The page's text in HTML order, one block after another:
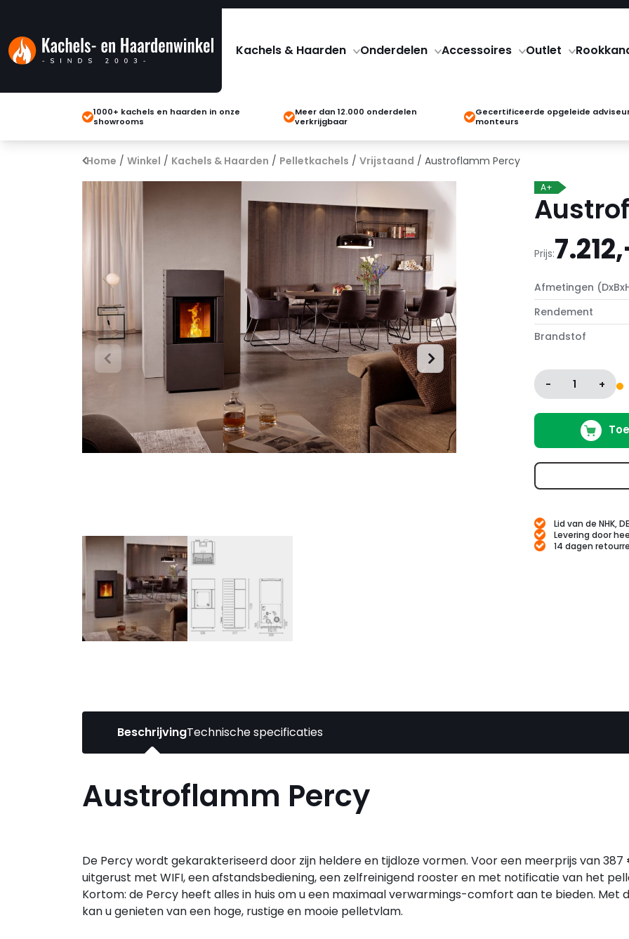
Kachels & Haarden Onderdelen Accessoires Outlet
1000+ kachels en haarden in onze
showrooms
Meer dan 12.000 onderdelen
verkrijgbaar
Gecertificeerde opgeleide
monteurs
Home / Winkel / Kachels & Haarden / Pelletkachels / Vrijstaand / Austroflamm Percy
A+
Prijs:
Afmetingen
Rendement
Brandstof
- 1 +
Lid van de NHK,
Levering door
14 dagen
BeschrijvingTechnische specificaties
Austroflamm Percy
De Percy wordt gekarakteriseerd door zijn heldere en tijdloze vormen. Voor een meerprijs van 387
uitgerust met WIFI, een afstandsbediening, een zelfreinigend rooster en met notificatie van het
Kortom: de Percy heeft alles in huis om u een maximaal verwarmings-comfort aan te bieden. Met
kan u genieten van een hoge, rustige en mooie pelletvlam.